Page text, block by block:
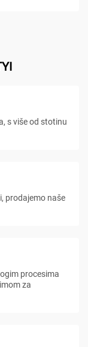
s više od stotinu
prodajemo naše
procesima
za